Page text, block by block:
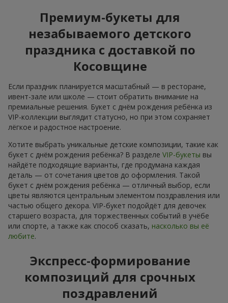
Премиум-букеты для
незабываемого детского
праздника с доставкой по
Косовщине
Если праздник планируется масштабный — в ресторане,
ивент-зале или школе — стоит обратить внимание на
премиальные решения. Букет с днём рождения ребёнка из
VIP-коллекции выглядит статусно, но при этом сохраняет
лёгкое и радостное настроение.
Хотите выбрать уникальные детские композиции, такие как
букет с днём рождения ребёнка? В разделе VIP-букеты вы
найдёте подходящие варианты, где продумана каждая
деталь — от сочетания цветов до оформления. Такой
букет с днём рождения ребёнка — отличный выбор, если
цветы являются центральным элементом поздравления или
частью общего декора. VIP-букет подойдёт для девочек
старшего возраста, для торжественных событий в учёбе
или спорте, а также как способ сказать, насколько вы её
любите.
Экспресс-формирование
композиций для срочных
поздравлений